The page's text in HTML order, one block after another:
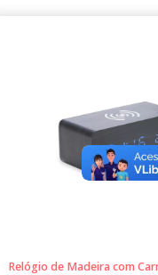
Relógio de Madeira com